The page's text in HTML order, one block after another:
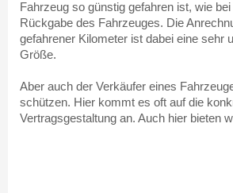
Fahrzeug so günstig gefahren ist, wie
Rückgabe des Fahrzeuges. Die
gefahrener Kilometer ist dabei eine sehr
Größe.
Aber auch der Verkäufer eines
schützen. Hier kommt es oft auf die
Vertragsgestaltung an. Auch hier bieten